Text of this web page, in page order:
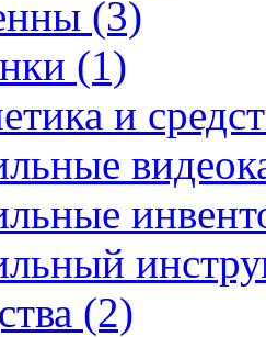
(3)
(1)
и
(2)